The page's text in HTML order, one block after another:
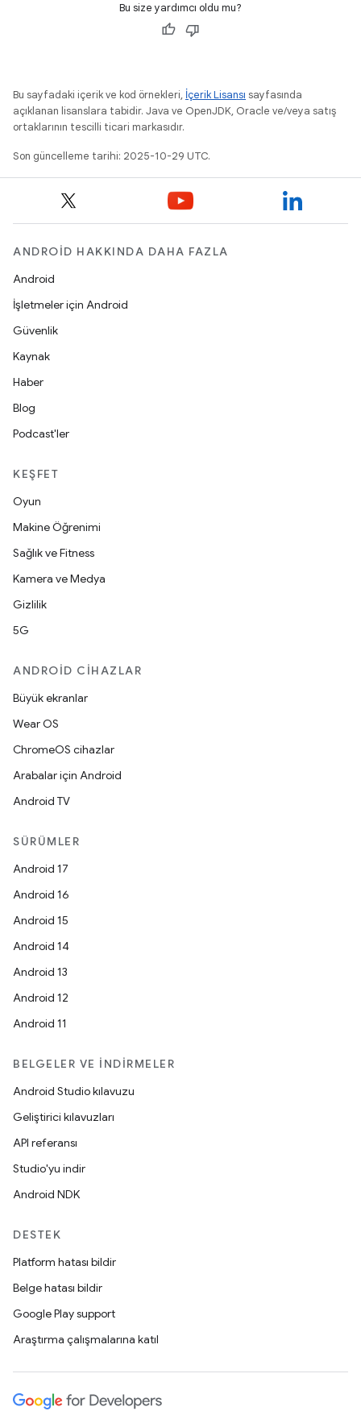
Bu size yardımcı oldu mu?
Bu sayfadaki içerik ve kod örnekleri, İçerik Lisansı sayfasında
açıklanan lisanslara tabidir. Java ve OpenJDK, Oracle ve/veya satış
ortaklarının tescilli ticari markasıdır.
Son güncelleme tarihi: 2025-10-29 UTC.
ANDROID HAKKINDA DAHA FAZLA
Android
İşletmeler için Android
Güvenlik
Kaynak
Haber
Blog
Podcast'ler
KEŞFET
Oyun
Makine Öğrenimi
Sağlık ve Fitness
Kamera ve Medya
Gizlilik
5G
ANDROID CIHAZLAR
Büyük ekranlar
Wear OS
ChromeOS cihazlar
Arabalar için Android
Android TV
SÜRÜMLER
Android 17
Android 16
Android 15
Android 14
Android 13
Android 12
Android 11
BELGELER VE İNDIRMELER
Android Studio kılavuzu
Geliştirici kılavuzları
API referansı
Studio'yu indir
Android NDK
DESTEK
Platform hatası bildir
Belge hatası bildir
Google Play support
Araştırma çalışmalarına katıl